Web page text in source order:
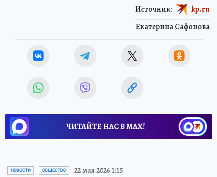
Екатерина Сафонова
Источник: kp.ru
ЧИТАЙТЕ НАС В МАХ!
НОВОСТИ ОБЩЕСТВО 22 мая 2026 1:15